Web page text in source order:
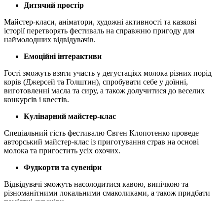
Дитячий простір
Майстер-класи, аніматори, художні активності та казкові
історії перетворять фестиваль на справжню пригоду для
наймолодших відвідувачів.
Емоційні інтерактиви
Гості зможуть взяти участь у дегустаціях молока різних порід
корів (Джерсей та Голштин), спробувати себе у доїнні,
виготовленні масла та сиру, а також долучитися до веселих
конкурсів і квестів.
Кулінарний майстер-клас
Спеціальний гість фестивалю Євген Клопотенко проведе
авторський майстер-клас із приготування страв на основі
молока та пригостить усіх охочих.
Фудкорти та сувеніри
Відвідувачі зможуть насолодитися кавою, випічкою та
різноманітними локальними смаколиками, а також придбати